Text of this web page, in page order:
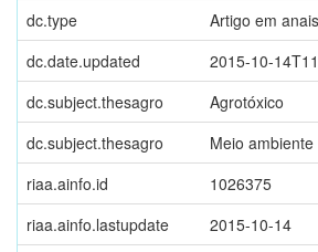
dc.type
Artigo em
dc.date.updated
2015-10-
dc.subject.thesagro
Agrotóxico
dc.subject.thesagro
Meio ambiente
riaa.ainfo.id
1026375
riaa.ainfo.lastupdate
2015-10-14